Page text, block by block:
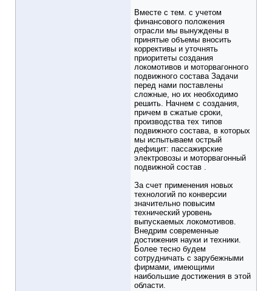
Вместе с тем. с учетом
финансового положения
отрасли мы вынуждены в
принятые объемы вносить
коррективы и уточнять
приоритеты создания
локомотивов и моторвагонного
подвижного состава Задачи
перед нами поставлены
сложные, но их необходимо
решить. Начнем с создания,
причем в сжатые сроки,
производства тех типов
подвижного состава, в которых
мы испытываем острый
дефицит: пассажирские
электровозы и моторвагонный
подвижной состав .
За счет применения новых
технологий по конверсии
значительно повысим
технический уровень
выпускаемых локомотивов.
Внедрим современные
достижения науки и техники.
Более тесно будем
сотрудничать с зарубежными
фирмами, имеющими
наибольшие достижения в этой
области.